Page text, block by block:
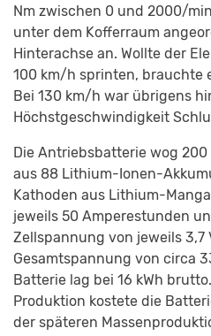
Nm zwischen 0 und 2000/
unter dem Kofferraum
Hinterachse an. Wollte der
100 km/h sprinten, brauchte
Bei 130 km/h war übrigens
Höchstgeschwindigkeit
Die Antriebsbatterie wog
aus 88 Lithium-Ionen-
Kathoden aus Lithium-
jeweils 50 Amperestunden
Zellspannung von jeweils 3,7
Gesamtspannung von circa
Batterie lag bei 16 kWh
Produktion kostete die
der späteren